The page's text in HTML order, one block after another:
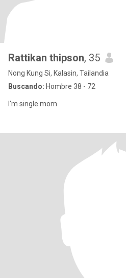
Rattikan thipson, 35
Nong Kung Si, Kalasin, Tailandia
Buscando: Hombre 38 - 72
I'm single mom